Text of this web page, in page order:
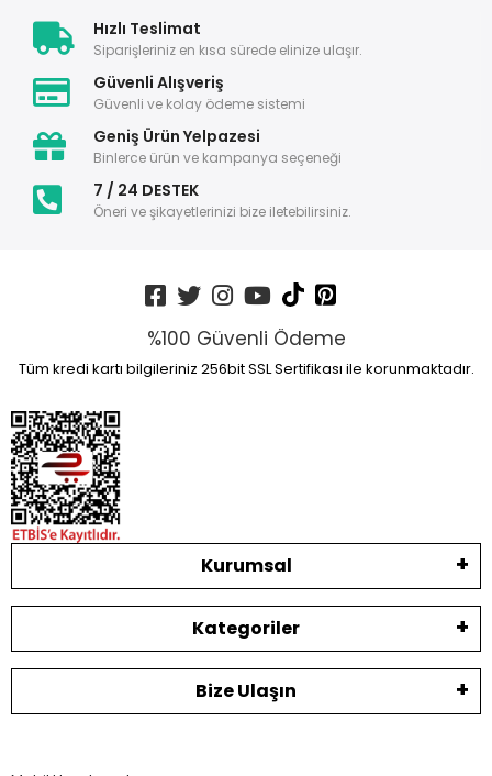
Hızlı Teslimat
Siparişleriniz en kısa sürede elinize ulaşır.
Güvenli Alışveriş
Güvenli ve kolay ödeme sistemi
Geniş Ürün Yelpazesi
Binlerce ürün ve kampanya seçeneği
7 / 24 DESTEK
Öneri ve şikayetlerinizi bize iletebilirsiniz.
%100 Güvenli Ödeme
Tüm kredi kartı bilgileriniz 256bit SSL Sertifikası ile korunmaktadır.
Kurumsal
Kategoriler
Bize Ulaşın